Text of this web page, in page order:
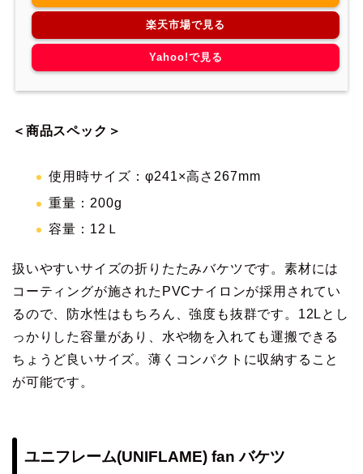
楽天市場で見る
Yahoo!で見る
＜商品スペック＞
使用時サイズ：φ241×高さ267mm
重量：200g
容量：12Ｌ
扱いやすいサイズの折りたたみバケツです。素材には
コーティングが施されたPVCナイロンが採用されてい
るので、防水性はもちろん、強度も抜群です。12Lとし
っかりした容量があり、水や物を入れても運搬できる
ちょうど良いサイズ。薄くコンパクトに収納すること
が可能です。
ユニフレーム(UNIFLAME) fan バケツ